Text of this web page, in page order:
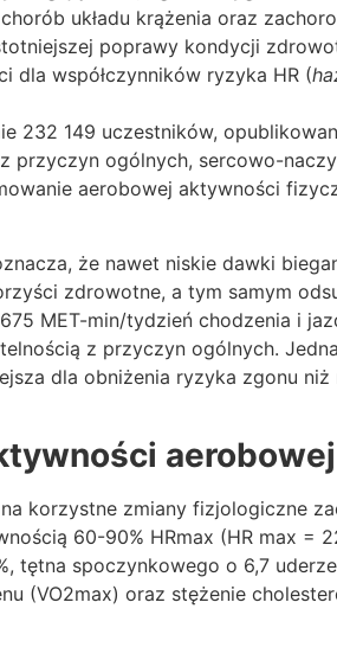
układu krążenia oraz
poprawy kondycji
dla współczynników ryzyka HR (
232 149 uczestników,
przyczyn ogólnych, sercowo-
aerobowej aktywności
że nawet niskie dawki
zdrowotne, a tym samym
MET-min/tydzień chodzenia i
z przyczyn ogólnych.
dla obniżenia ryzyka zgonu
aerobowej
korzystne zmiany fizjologiczne
60-90% HRmax (HR max =
tętna spoczynkowego o 6,7
(VO2max) oraz stężenie